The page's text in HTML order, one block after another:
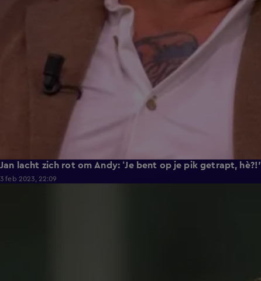
Jan lacht zich rot om Andy: ‘Je bent op je pik getrapt, hè?!'
3 feb 2023, 22:09